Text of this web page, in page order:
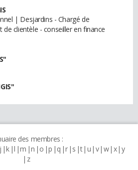
| Desjardins - Chargé de
de clientèle - conseiller en finance
des membres :
j k l m n o p q r s t u v w x y
z